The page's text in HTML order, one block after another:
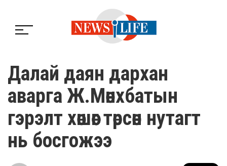
Далай даян дархан
аварга Ж.Мөнхбатын
гэрэлт хөшөөг төрсөн нутагт
нь босгожээ